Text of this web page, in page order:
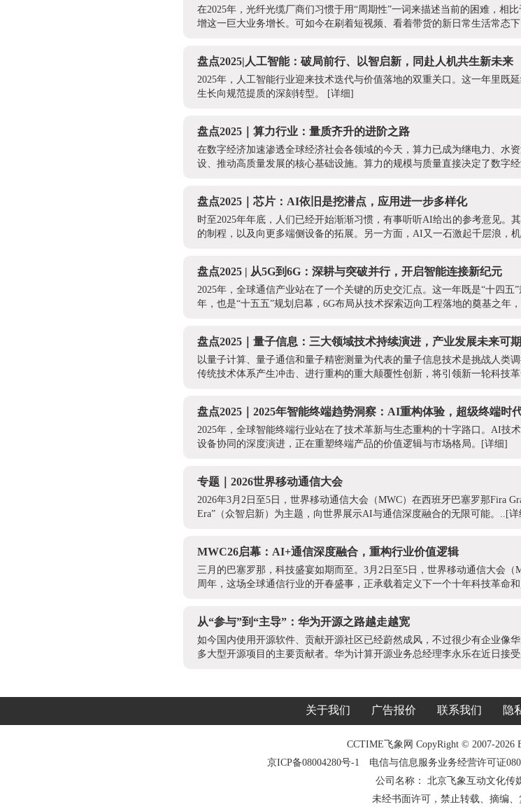
在2025年，光纤光缆厂商们习惯于用“周期性”一词来描述当前的困难，相
增这一巨大业务增长。可如今在刷着短视频、看着带货的新日常生活常态
盘点2025|人工智能：破局前行、以智启新，同赴人机共生新未来
2025年，人工智能行业迎来技术迭代与价值落地的双重关口。这一年里既
生长向规范提质的深刻转型。
[详细]
盘点2025｜算力行业：量质齐升的进阶之路
在数字经济加速渗透全球经济社会各领域的今天，算力已成为继电力、水
设、推动高质量发展的核心基础设施。算力的规模与质量直接决定了数字
盘点2025｜芯片：AI依旧是挖潜点，应用进一步多样化
时至2025年年底，人们已经开始渐渐习惯，有事听听AI给出的参考意见。
的制程，以及向更多端侧设备的拓展。另一方面，AI又一石激起千层浪，
盘点2025 | 从5G到6G：深耕与突破并行，开启智能连接新纪元
2025年，全球通信产业站在了一个关键的历史交汇点。这一年既是“十四五
年，也是“十五五”规划启幕，6G布局从技术探索迈向工程落地的奠基之年
盘点2025｜量子信息：三大领域技术持续演进，产业发展未来可期
以量子计算、量子通信和量子精密测量为代表的量子信息技术是挑战人类
传统技术体系产生冲击、进行重构的重大颠覆性创新，将引领新一轮科技
盘点2025｜2025年智能终端趋势洞察：AI重构体验，超级终端时
2025年，全球智能终端行业站在了技术革新与生态重构的十字路口。AI技
设备协同的深度演进，正在重塑终端产品的价值逻辑与市场格局。
[详细]
专题｜2026世界移动通信大会
2026年3月2日至5日，世界移动通信大会（MWC）在西班牙巴塞罗那Fira
Era”（众智启新）为主题，向世界展示AI与通信深度融合的无限可能。.. [详
MWC26启幕：AI+通信深度融合，重构行业价值逻辑
三月的巴塞罗那，科技盛宴如期而至。3月2日至5日，世界移动通信大会（
周年，这场全球通信行业的开春盛事，正承载着定义下一个十年科技革命
从“参与”到“主导”：华为开源之路越走越宽
如今国内使用开源软件、贡献开源社区已经蔚然成风，不过很少有企业像
多大型开源项目的主要贡献者。华为计算开源业务总经理李永乐在近日接
关于我们 广告报价 联系我们 隐
CCTIME飞象网 CopyRight © 2007-2026
京ICP备08004280号-1
电信与信息服务业务经营许可证
公司名称： 北京飞象互动文化传
未经书面许可，禁止转载、摘编